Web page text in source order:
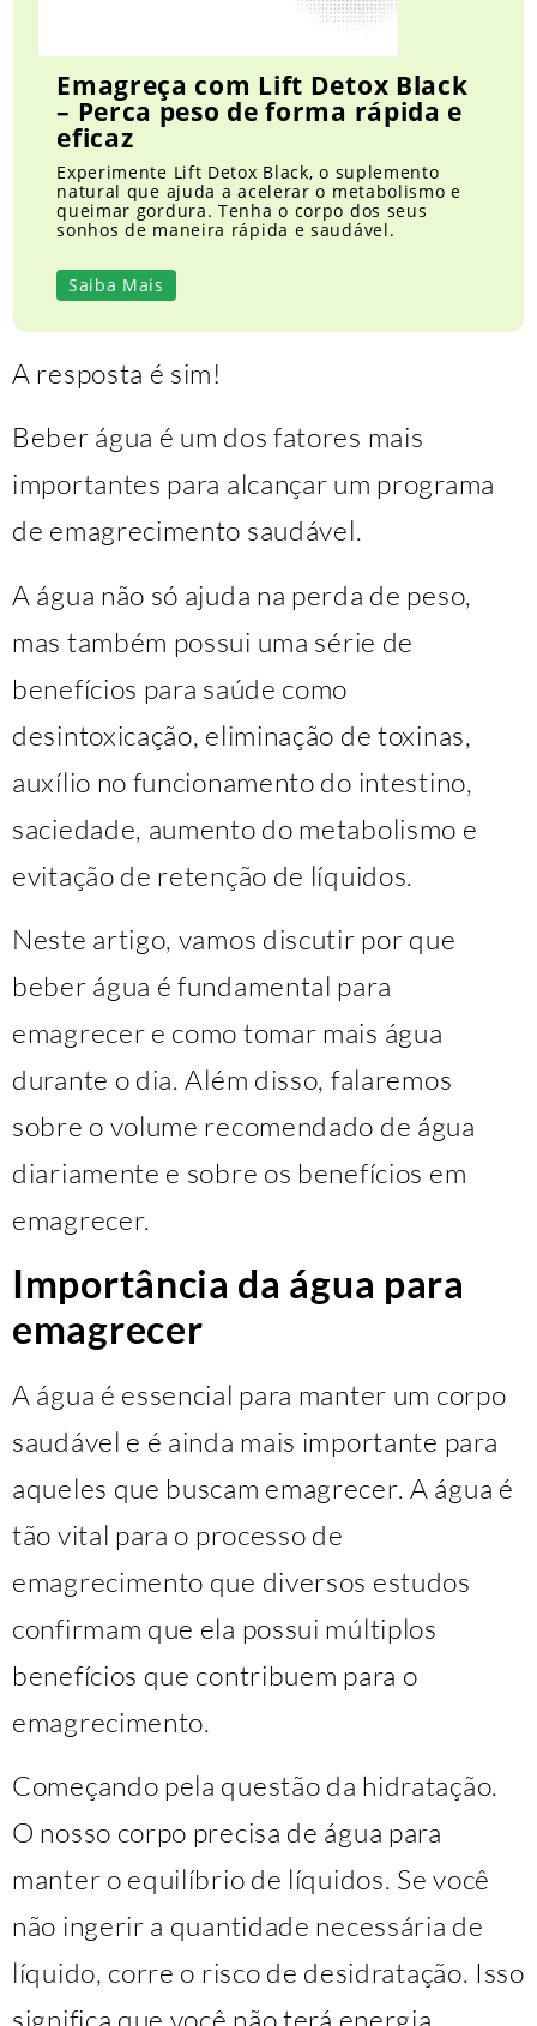
Emagreça com Lift Detox Black
– Perca peso de forma rápida e
eficaz
Experimente Lift Detox Black, o suplemento
natural que ajuda a acelerar o metabolismo e
queimar gordura. Tenha o corpo dos seus
sonhos de maneira rápida e saudável.
Saiba Mais
A resposta é sim!
Beber água é um dos fatores mais
importantes para alcançar um programa
de emagrecimento saudável.
A água não só ajuda na perda de peso,
mas também possui uma série de
benefícios para saúde como
desintoxicação, eliminação de toxinas,
auxílio no funcionamento do intestino,
saciedade, aumento do metabolismo e
evitação de retenção de líquidos.
Neste artigo, vamos discutir por que
beber água é fundamental para
emagrecer e como tomar mais água
durante o dia. Além disso, falaremos
sobre o volume recomendado de água
diariamente e sobre os benefícios em
emagrecer.
Importância da água para
emagrecer
A água é essencial para manter um corpo
saudável e é ainda mais importante para
aqueles que buscam emagrecer. A água é
tão vital para o processo de
emagrecimento que diversos estudos
confirmam que ela possui múltiplos
benefícios que contribuem para o
emagrecimento.
Começando pela questão da hidratação.
O nosso corpo precisa de água para
manter o equilíbrio de líquidos. Se você
não ingerir a quantidade necessária de
líquido, corre o risco de desidratação. Isso
significa que você não terá energia